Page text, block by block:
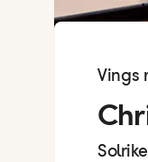
Vings